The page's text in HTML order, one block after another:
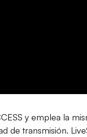
y emplea la
transmisión.